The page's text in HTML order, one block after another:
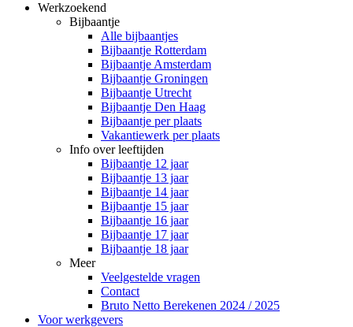
Werkzoekend
Bijbaantje
Alle bijbaantjes
Bijbaantje Rotterdam
Bijbaantje Amsterdam
Bijbaantje Groningen
Bijbaantje Utrecht
Bijbaantje Den Haag
Bijbaantje per plaats
Vakantiewerk per plaats
Info over leeftijden
Bijbaantje 12 jaar
Bijbaantje 13 jaar
Bijbaantje 14 jaar
Bijbaantje 15 jaar
Bijbaantje 16 jaar
Bijbaantje 17 jaar
Bijbaantje 18 jaar
Meer
Veelgestelde vragen
Contact
Bruto Netto Berekenen 2024 / 2025
Voor werkgevers